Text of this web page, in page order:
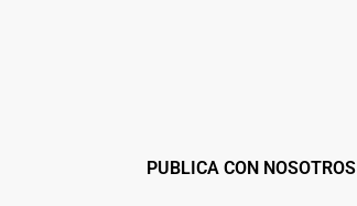
PUBLICA CON NOSOTROS